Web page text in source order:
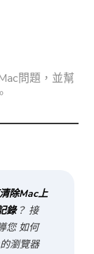
問題，並幫
除Mac上
錄？ 接
您如何
瀏覽器